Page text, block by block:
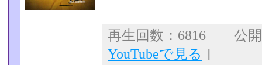
再生回数：6816 公
YouTubeで見る ]